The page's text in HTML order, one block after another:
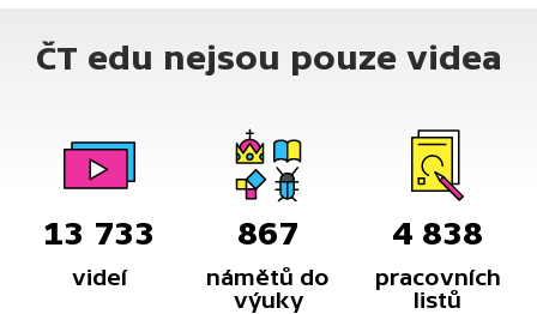
ČT edu nejsou pouze videa
13 733
videí
867
námětů do
výuky
4 838
pracovních
listů